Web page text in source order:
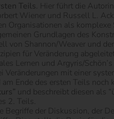
Teils. Hier führt die
Wiener und Russell L.
als
Grundlagen des
Shannon/Weaver und
für Veränderung
Lernen und Argyris/
mit einer
Ende des ersten Teils noch
und beschreibt diesen als
2. Teils.
Begriffe der Diskussion, der